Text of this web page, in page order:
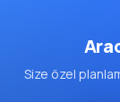
Size özel